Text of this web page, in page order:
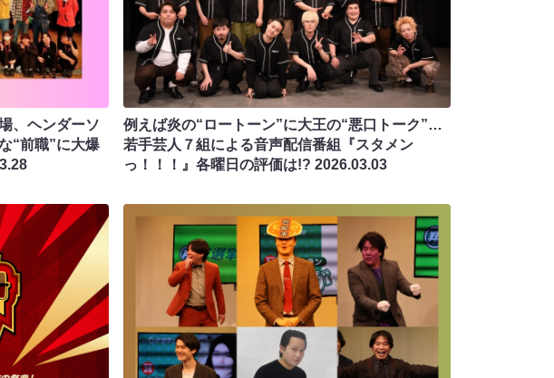
、ヘンダーソ
“前職”に大爆
例えば炎の“ロートーン”に大王の“悪口トーク”…
若手芸人７組による音声配信番組『スタメン
っ！！！』各曜日の評価は!? 2026.03.03